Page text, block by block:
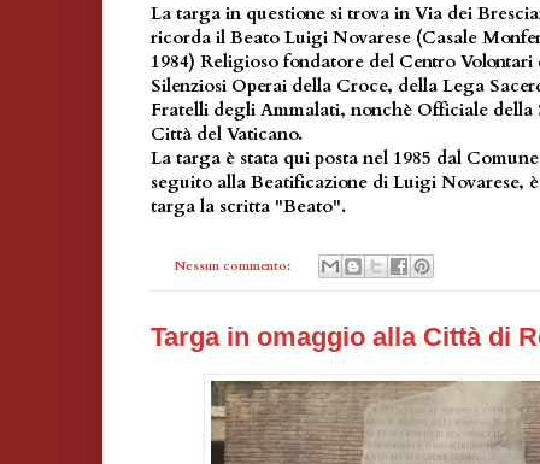
La targa in questione si trova in Via dei
ricorda il Beato Luigi Novarese (Casale
1984) Religioso fondatore del Centro Volontari
Silenziosi Operai della Croce, della Lega
Fratelli degli Ammalati, nonchè Officiale della
Città del Vaticano.
La targa è stata qui posta nel 1985 dal
seguito alla Beatificazione di Luigi Novarese,
targa la scritta "Beato".
Nessun commento:
Targa in omaggio alla Città di